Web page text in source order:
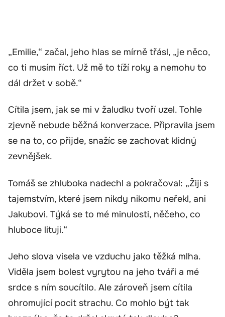
„Emilie,“ začal, jeho hlas se mírně třásl, „je něco,
co ti musím říct. Už mě to tíží roky a nemohu to
dál držet v sobě.“
Cítila jsem, jak se mi v žaludku tvoří uzel. Tohle
zjevně nebude běžná konverzace. Připravila jsem
se na to, co přijde, snažíc se zachovat klidný
zevnějšek.
Tomáš se zhluboka nadechl a pokračoval: „Žiji s
tajemstvím, které jsem nikdy nikomu neřekl, ani
Jakubovi. Týká se to mé minulosti, něčeho, co
hluboce lituji.“
Jeho slova visela ve vzduchu jako těžká mlha.
Viděla jsem bolest vyrytou na jeho tváři a mé
srdce s ním soucítilo. Ale zároveň jsem cítila
ohromující pocit strachu. Co mohlo být tak